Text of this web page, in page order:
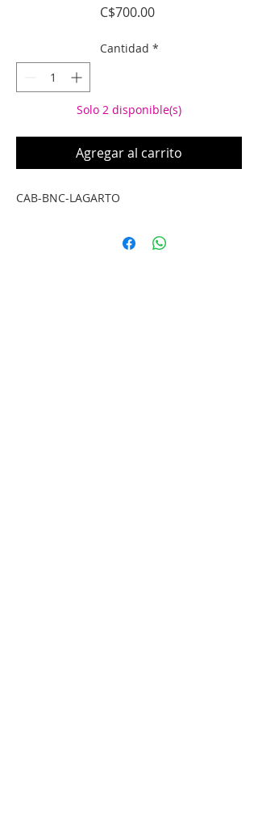
C$700.00Precio
Cantidad *
Solo 2 disponible(s)
Agregar al carrito
CAB-BNC-LAGARTO